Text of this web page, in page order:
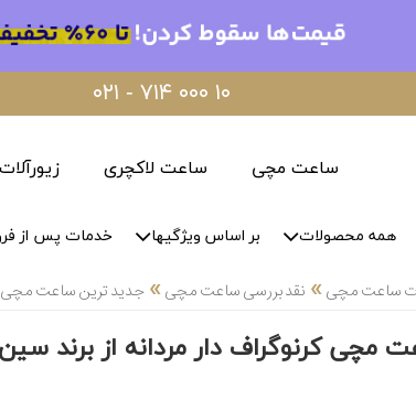
۰۲۱ - ۷۱۴ ۰۰۰ ۱۰
ساعت مچی ساعت لاکچری زیورآلات
همه محصولات بر اساس ویژگیها خدمات پس از
ساعت مچی» نقد بررسی ساعت مچی» جدید ترین ساعت مچی
مچی کرنوگراف دار مردانه از برند سین